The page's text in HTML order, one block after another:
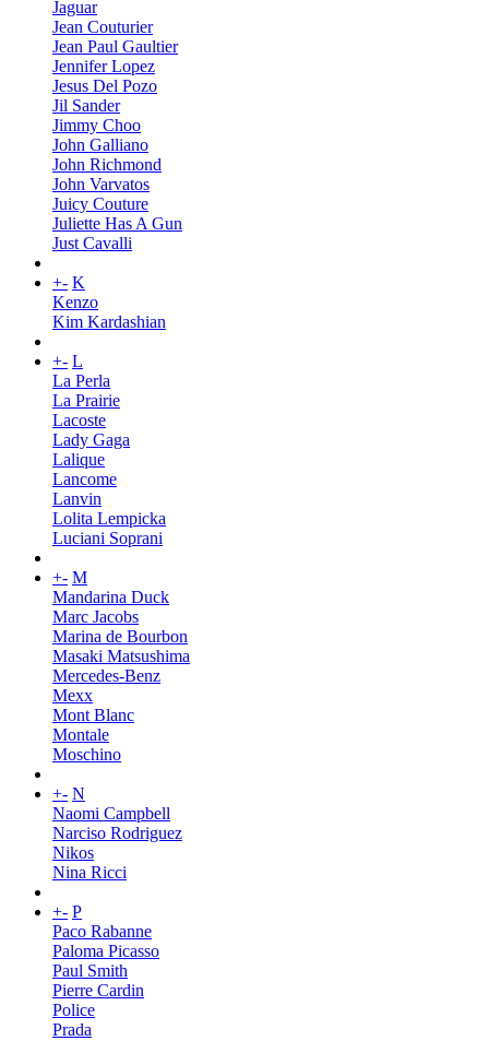
Jaguar
Jean Couturier
Jean Paul Gaultier
Jennifer Lopez
Jesus Del Pozo
Jil Sander
Jimmy Choo
John Galliano
John Richmond
John Varvatos
Juicy Couture
Juliette Has A Gun
Just Cavalli
+- K
Kenzo
Kim Kardashian
+- L
La Perla
La Prairie
Lacoste
Lady Gaga
Lalique
Lancome
Lanvin
Lolita Lempicka
Luciani Soprani
+- M
Mandarina Duck
Marc Jacobs
Marina de Bourbon
Masaki Matsushima
Mercedes-Benz
Mexx
Mont Blanc
Montale
Moschino
+- N
Naomi Campbell
Narciso Rodriguez
Nikos
Nina Ricci
+- P
Paco Rabanne
Paloma Picasso
Paul Smith
Pierre Cardin
Police
Prada